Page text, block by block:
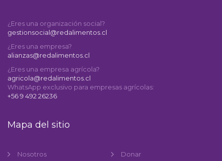
¿Eres una organización social?
gestionsocial@redalimentos.cl
¿Eres una empresa?
alianzas@redalimentos.cl
¿Eres una empresa agrícola?
agricola@redalimentos.cl
WhatsApp exclusivo para empresas agrícolas:
+56 9 492 26236
Mapa del sitio
Nosotros Donar